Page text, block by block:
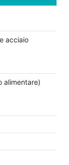
acciaio
alimentare)